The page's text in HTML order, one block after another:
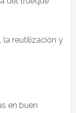
la reutilización y
en buen